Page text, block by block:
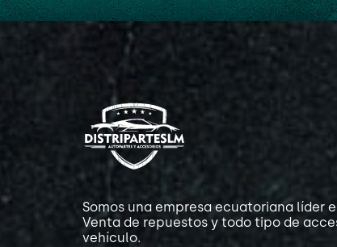
Somos una empresa ecuatoriana líder
Venta de repuestos y todo tipo de
vehículo.